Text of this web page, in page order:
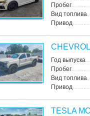
Пробег
Вид топлива
Привод
Год выпуска
Пробег
Вид топлива
Привод
TESLA